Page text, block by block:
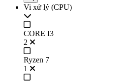
Vi xử lý (CPU)
CORE I3
2
Ryzen 7
1